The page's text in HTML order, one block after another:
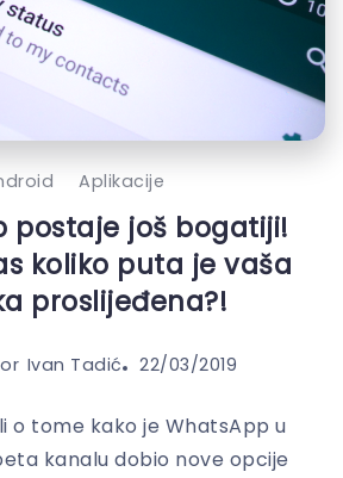
Aplikacije
postaje još bogatiji!
koliko puta je vaša
proslijeđena?!
Ivan Tadić 22/03/2019
o tome kako je WhatsApp u
kanalu dobio nove opcije